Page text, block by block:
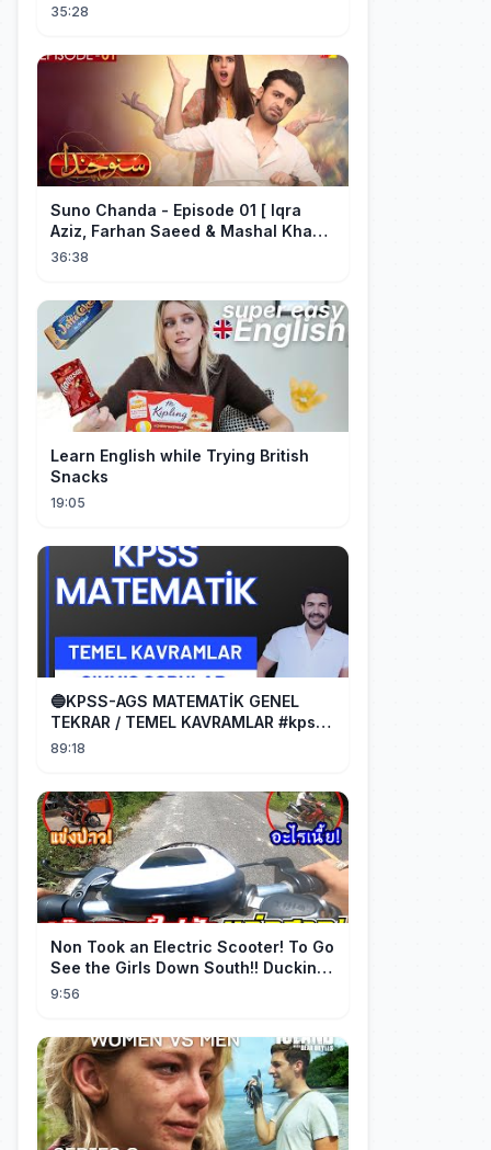
- Funny Pakistani Drama - HUM TV
35:28
Suno Chanda - Episode 01 [ Iqra
Aziz, Farhan Saeed & Mashal Khan ]
- Funny Pakistani Drama - HUM TV
36:38
Learn English while Trying British
Snacks
19:05
🔵KPSS-AGS MATEMATİK GENEL
TEKRAR / TEMEL KAVRAMLAR #kpss
#ags
89:18
Non Took an Electric Scooter! To Go
See the Girls Down South!! Ducking
the Whole Way | Electric S...
9:56